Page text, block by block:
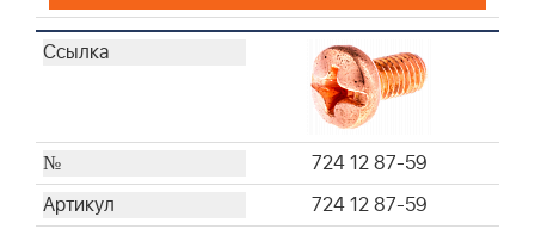
724 12 87-59
724 12 87-59